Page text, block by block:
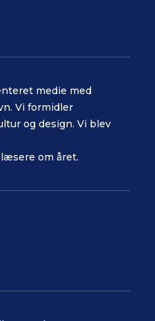
medie med
Vi formidler
og design. Vi blev
om året.